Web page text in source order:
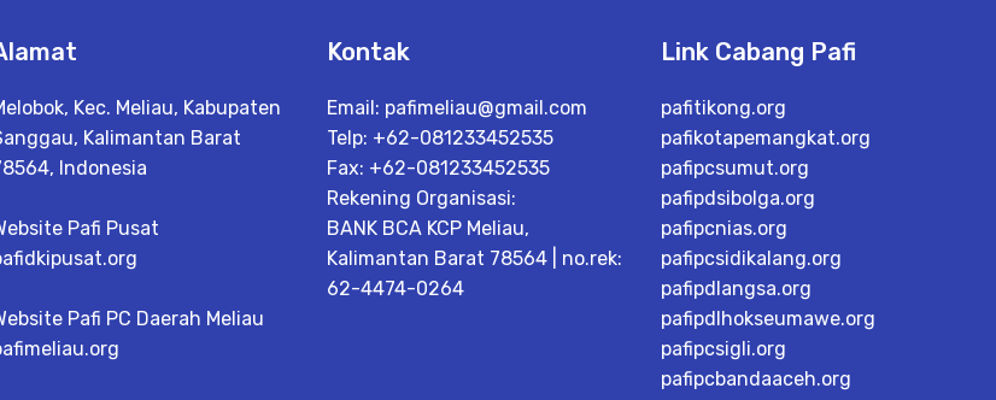
Kec. Meliau, Kabupaten
Kalimantan Barat
Indonesia
Pafi Pusat
Pafi PC Daerah Meliau
Kontak
Email: pafimeliau@gmail.com
Telp: +62-081233452535
Fax: +62-081233452535
Rekening Organisasi:
BANK BCA KCP Meliau,
Kalimantan Barat 78564 | no.rek:
62-4474-0264
Link Cabang Pafi
pafitikong.org
pafikotapemangkat.org
pafipcsumut.org
pafipdsibolga.org
pafipcnias.org
pafipcsidikalang.org
pafipdlangsa.org
pafipdlhokseumawe.org
pafipcsigli.org
pafipcbandaaceh.org